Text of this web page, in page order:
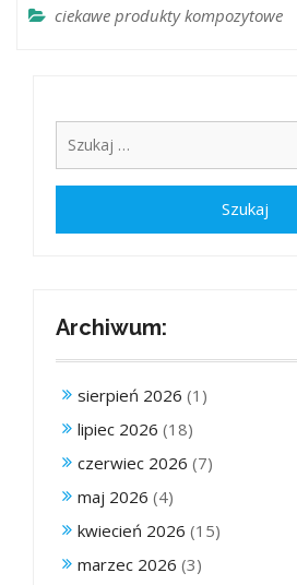
ciekawe produkty kompozytowe
Archiwum:
sierpień 2026 (1)
lipiec 2026 (18)
czerwiec 2026 (7)
maj 2026 (4)
kwiecień 2026 (15)
marzec 2026 (3)